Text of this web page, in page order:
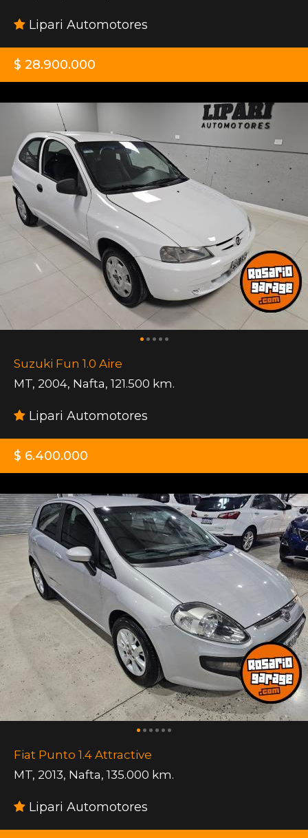
Lipari Automotores
$ 28.900.000
Suzuki Fun 1.0 Aire
MT, 2004, Nafta, 121.500 km.
Lipari Automotores
$ 6.400.000
Fiat Punto 1.4 Attractive
MT, 2013, Nafta, 135.000 km.
Lipari Automotores